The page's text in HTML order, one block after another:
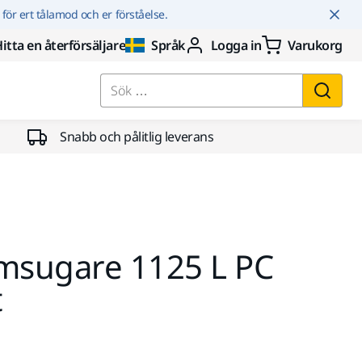
ert tålamod och er förståelse.
en återförsäljare Språk Logga in Varukorg
Sök …
Snabb och pålitlig leverans
1125 L PC